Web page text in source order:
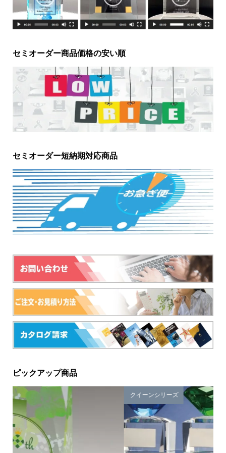
セミオーダー商品価格の安い順
セミオーダー短納期対応商品
ピックアップ商品
クイーンシリーズ